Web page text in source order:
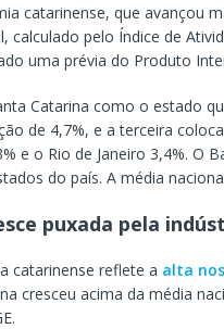
catarinense, que avançou
calculado pelo Índice de
uma prévia do Produto
Catarina como o estado
de 4,7%, e a terceira
e o Rio de Janeiro 3,4%. O
do país. A média
puxada pela
catarinense reflete a alta
cresceu acima da média